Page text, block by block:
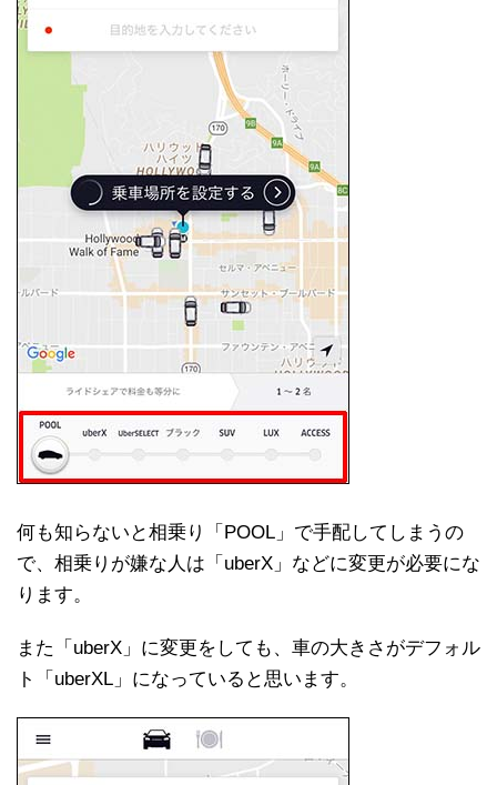
何も知らないと相乗り「POOL」で手配してしまうの
で、相乗りが嫌な人は「uberX」などに変更が必要にな
ります。
また「uberX」に変更をしても、車の大きさがデフォル
ト「uberXL」になっていると思います。